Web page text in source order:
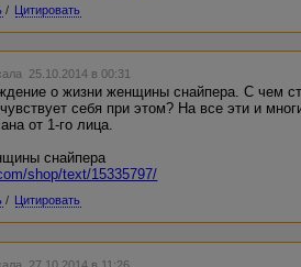
/ Цитировать
25.10.2014 в 00:31
о жизни женщины снайпера. С чем
себя при этом? На все эти и
от 1-го лица.
снайпера
shop/text/15335797/
/ Цитировать